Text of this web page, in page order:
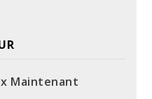
Maintenant